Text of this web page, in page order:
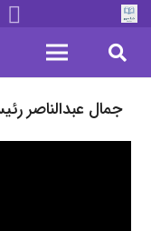
جمال عبدالناصر